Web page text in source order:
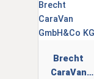
Brecht
CaraVan